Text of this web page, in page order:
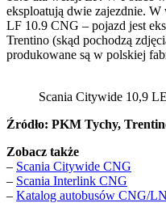
eksploatują dwie zajezdnie.
LF 10.9 CNG – pojazd jest
Trentino (skąd pochodzą
produkowane są w polskiej
Scania Citywide 10,9
Źródło: PKM Tychy,
Zobacz także
– Scania Citywide CNG
– Scania Interlink CNG
– Katalog autobusów CNG/